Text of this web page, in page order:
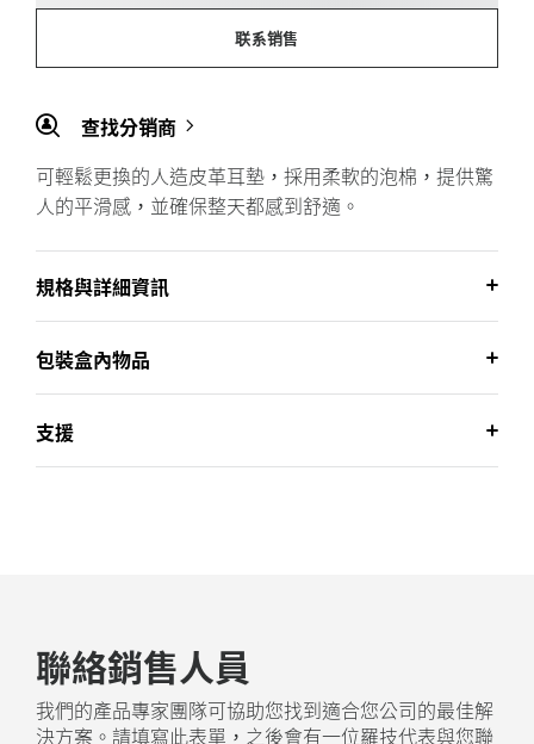
联系销售
查找分销商
可輕鬆更換的人造皮革耳墊，採用柔軟的泡棉，提供驚
人的平滑感，並確保整天都感到舒適。
規格與詳細資訊
包裝盒內物品
支援
聯絡銷售人員
我們的產品專家團隊可協助您找到適合您公司的最佳解
決方案。請填寫此表單，之後會有一位羅技代表與您聯